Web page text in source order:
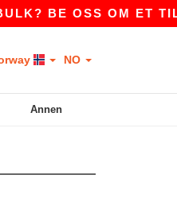
BE OSS OM ET
NO
Annen